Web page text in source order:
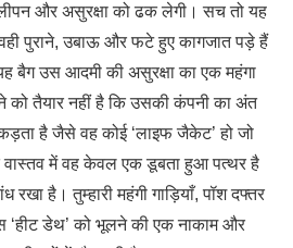
और असुरक्षा को ढक लेगी। सच तो यह
पुराने, उबाऊ और फटे हुए कागजात पड़े हैं
बैग उस आदमी की असुरक्षा का एक महंगा
को तैयार नहीं है कि उसकी कंपनी का अंत
है जैसे वह कोई ‘लाइफ जैकेट’ हो जो
में वह केवल एक डूबता हुआ पत्थर है
है। तुम्हारी महंगी गाड़ियाँ, पॉश दफ्तर
डेथ’ को भूलने की एक नाकाम और